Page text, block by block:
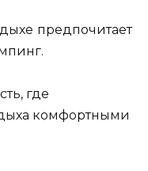
предпочитает
где
комфортными